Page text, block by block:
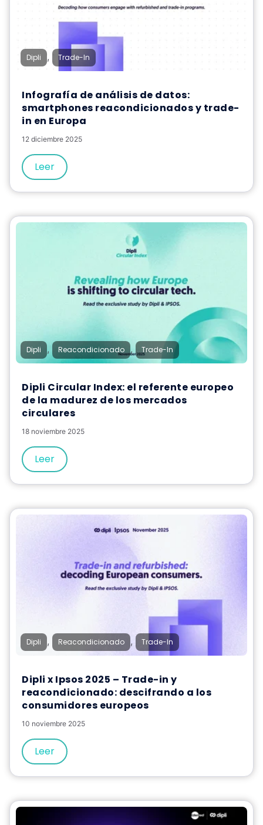
Dipli , Trade-In
Infografía de análisis de datos:
smartphones reacondicionados y trade-
in en Europa
12 diciembre 2025
Leer
Dipli , Reacondicionado , Trade-In
Dipli Circular Index: el referente europeo
de la madurez de los mercados
circulares
18 noviembre 2025
Leer
Dipli , Reacondicionado , Trade-In
Dipli x Ipsos 2025 – Trade-in y
reacondicionado: descifrando a los
consumidores europeos
10 noviembre 2025
Leer